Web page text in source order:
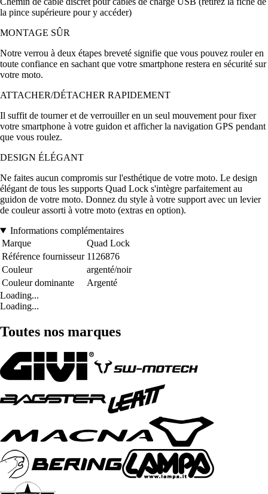
la pince supérieure pour y accéder)
MONTAGE SÛR
Notre verrou à deux étapes breveté signifie que vous pouvez rouler en
toute confiance en sachant que votre smartphone restera en sécurité sur
votre moto.
ATTACHER/DÉTACHER RAPIDEMENT
Il suffit de tourner et de verrouiller en un seul mouvement pour fixer
votre smartphone à votre guidon et afficher la navigation GPS pendant
que vous roulez.
DESIGN ÉLÉGANT
Ne faites aucun compromis sur l'esthétique de votre moto. Le design
élégant de tous les supports Quad Lock s'intègre parfaitement au
guidon de votre moto. Donnez du style à votre support avec un levier
de couleur assorti à votre moto (extras en option).
Informations complémentaires
Marque
Quad Lock
Référence fournisseur 1126876
Couleur
argenté/noir
Couleur dominante
Argenté
Loading...
Loading...
Toutes nos marques